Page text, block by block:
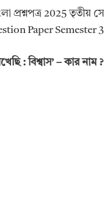
প্রশ্নপত্র 2025 তৃতীয়
Paper Semester 3
: বিশ্বাস’ – কার নাম